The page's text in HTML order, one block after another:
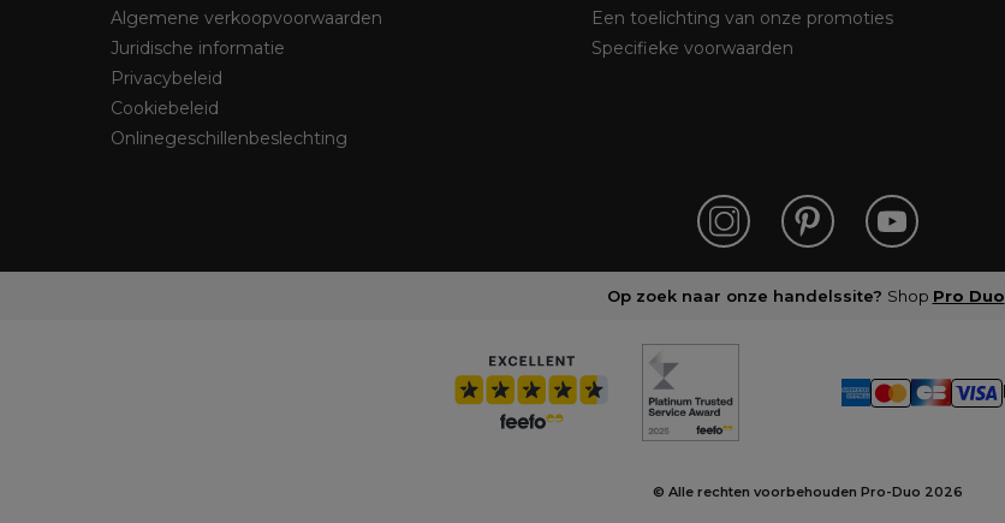
Algemene verkoopvoorwaarden
Juridische informatie
Privacybeleid
Cookiebeleid
Onlinegeschillenbeslechting
Een toelichting van onze promoties
Specifieke voorwaarden
Op zoek naar onze handelssite? Shop Pro Duo
© Alle rechten voorbehouden Pro-Duo 2026